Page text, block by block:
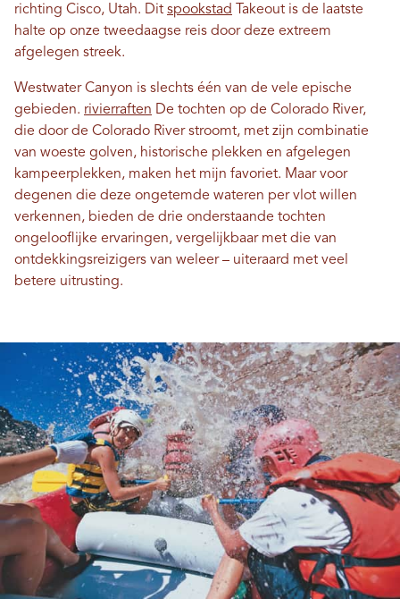
richting Cisco, Utah. Dit spookstad
Takeout is de laatste
halte op onze tweedaagse reis door deze extreem
afgelegen streek.
Westwater Canyon is slechts één van de vele epische
gebieden. rivierraften De tochten op de Colorado River,
die door de Colorado River stroomt, met zijn combinatie
van woeste golven, historische plekken en afgelegen
kampeerplekken, maken het mijn favoriet. Maar voor
degenen die deze ongetemde wateren per vlot willen
verkennen, bieden de drie onderstaande tochten
ongelooflijke ervaringen, vergelijkbaar met die van
ontdekkingsreizigers van weleer – uiteraard met veel
betere uitrusting.